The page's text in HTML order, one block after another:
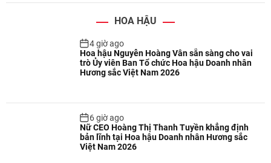
HOA HẬU
4 giờ ago
Hoa hậu Nguyễn Hoàng Vân sẵn sàng cho vai
trò Ủy viên Ban Tổ chức Hoa hậu Doanh nhân
Hương sắc Việt Nam 2026
6 giờ ago
Nữ CEO Hoàng Thị Thanh Tuyền khẳng định
bản lĩnh tại Hoa hậu Doanh nhân Hương sắc
Việt Nam 2026